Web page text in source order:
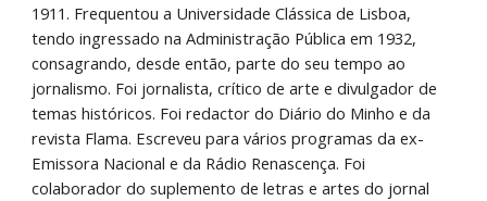
1911. Frequentou a Universidade Clássica de Lisboa,
tendo ingressado na Administração Pública em 1932,
consagrando, desde então, parte do seu tempo ao
jornalismo. Foi jornalista, crítico de arte e divulgador de
temas históricos. Foi redactor do Diário do Minho e da
revista Flama. Escreveu para vários programas da ex-
Emissora Nacional e da Rádio Renascença. Foi
colaborador do suplemento de letras e artes do jornal